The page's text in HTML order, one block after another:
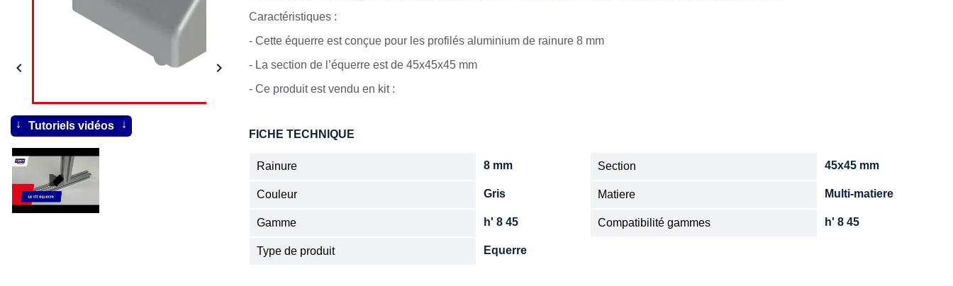
 
Tutoriels vidéos
Caractéristiques :
- Cette équerre est conçue pour les profilés aluminium de rainure 8 mm
- La section de l’équerre est de 45x45x45 mm
- Ce produit est vendu en kit :
FICHE TECHNIQUE
Rainure 8 mm Section 45x45 mm
Couleur Gris Matiere Multi-matiere
Gamme h' 8 45 Compatibilité gammes h' 8 45
Type de produit Equerre